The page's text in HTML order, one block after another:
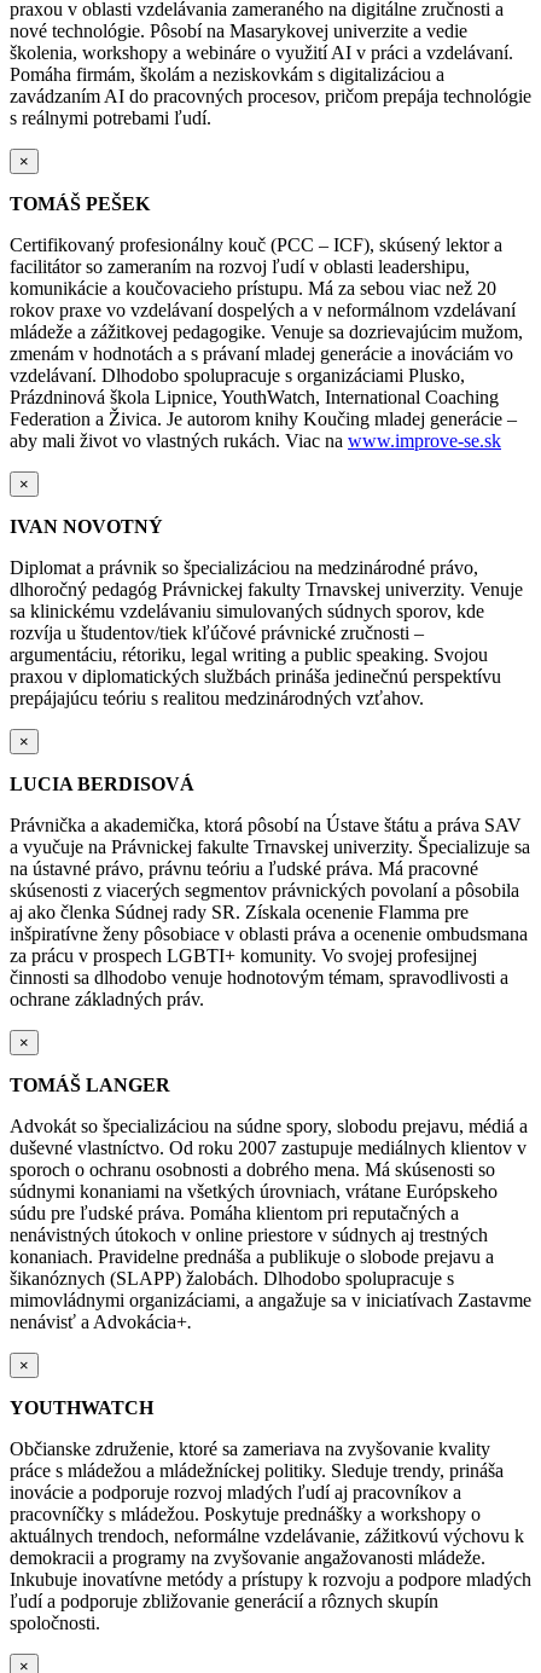
praxou v oblasti vzdelávania zameraného na digitálne zručnosti a
nové technológie. Pôsobí na Masarykovej univerzite a vedie
školenia, workshopy a webináre o využití AI v práci a vzdelávaní.
Pomáha firmám, školám a neziskovkám s digitalizáciou a
zavádzaním AI do pracovných procesov, pričom prepája technológie
s reálnymi potrebami ľudí.
×
TOMÁŠ PEŠEK
Certifikovaný profesionálny kouč (PCC – ICF), skúsený lektor a
facilitátor so zameraním na rozvoj ľudí v oblasti leadershipu,
komunikácie a koučovacieho prístupu. Má za sebou viac než 20
rokov praxe vo vzdelávaní dospelých a v neformálnom vzdelávaní
mládeže a zážitkovej pedagogike. Venuje sa dozrievajúcim mužom,
zmenám v hodnotách a s právaní mladej generácie a inováciám vo
vzdelávaní. Dlhodobo spolupracuje s organizáciami Plusko,
Prázdninová škola Lipnice, YouthWatch, International Coaching
Federation a Živica. Je autorom knihy Koučing mladej generácie –
aby mali život vo vlastných rukách. Viac na www.improve-se.sk
×
IVAN NOVOTNÝ
Diplomat a právnik so špecializáciou na medzinárodné právo,
dlhoročný pedagóg Právnickej fakulty Trnavskej univerzity. Venuje
sa klinickému vzdelávaniu simulovaných súdnych sporov, kde
rozvíja u študentov/tiek kľúčové právnické zručnosti –
argumentáciu, rétoriku, legal writing a public speaking. Svojou
praxou v diplomatických službách prináša jedinečnú perspektívu
prepájajúcu teóriu s realitou medzinárodných vzťahov.
×
LUCIA BERDISOVÁ
Právnička a akademička, ktorá pôsobí na Ústave štátu a práva SAV
a vyučuje na Právnickej fakulte Trnavskej univerzity. Špecializuje sa
na ústavné právo, právnu teóriu a ľudské práva. Má pracovné
skúsenosti z viacerých segmentov právnických povolaní a pôsobila
aj ako členka Súdnej rady SR. Získala ocenenie Flamma pre
inšpiratívne ženy pôsobiace v oblasti práva a ocenenie ombudsmana
za prácu v prospech LGBTI+ komunity. Vo svojej profesijnej
činnosti sa dlhodobo venuje hodnotovým témam, spravodlivosti a
ochrane základných práv.
×
TOMÁŠ LANGER
Advokát so špecializáciou na súdne spory, slobodu prejavu, médiá a
duševné vlastníctvo. Od roku 2007 zastupuje mediálnych klientov v
sporoch o ochranu osobnosti a dobrého mena. Má skúsenosti so
súdnymi konaniami na všetkých úrovniach, vrátane Európskeho
súdu pre ľudské práva. Pomáha klientom pri reputačných a
nenávistných útokoch v online priestore v súdnych aj trestných
konaniach. Pravidelne prednáša a publikuje o slobode prejavu a
šikanóznych (SLAPP) žalobách. Dlhodobo spolupracuje s
mimovládnymi organizáciami, a angažuje sa v iniciatívach Zastavme
nenávisť a Advokácia+.
×
YOUTHWATCH
Občianske združenie, ktoré sa zameriava na zvyšovanie kvality
práce s mládežou a mládežníckej politiky. Sleduje trendy, prináša
inovácie a podporuje rozvoj mladých ľudí aj pracovníkov a
pracovníčky s mládežou. Poskytuje prednášky a workshopy o
aktuálnych trendoch, neformálne vzdelávanie, zážitkovú výchovu k
demokracii a programy na zvyšovanie angažovanosti mládeže.
Inkubuje inovatívne metódy a prístupy k rozvoju a podpore mladých
ľudí a podporuje zbližovanie generácií a rôznych skupín
spoločnosti.
×